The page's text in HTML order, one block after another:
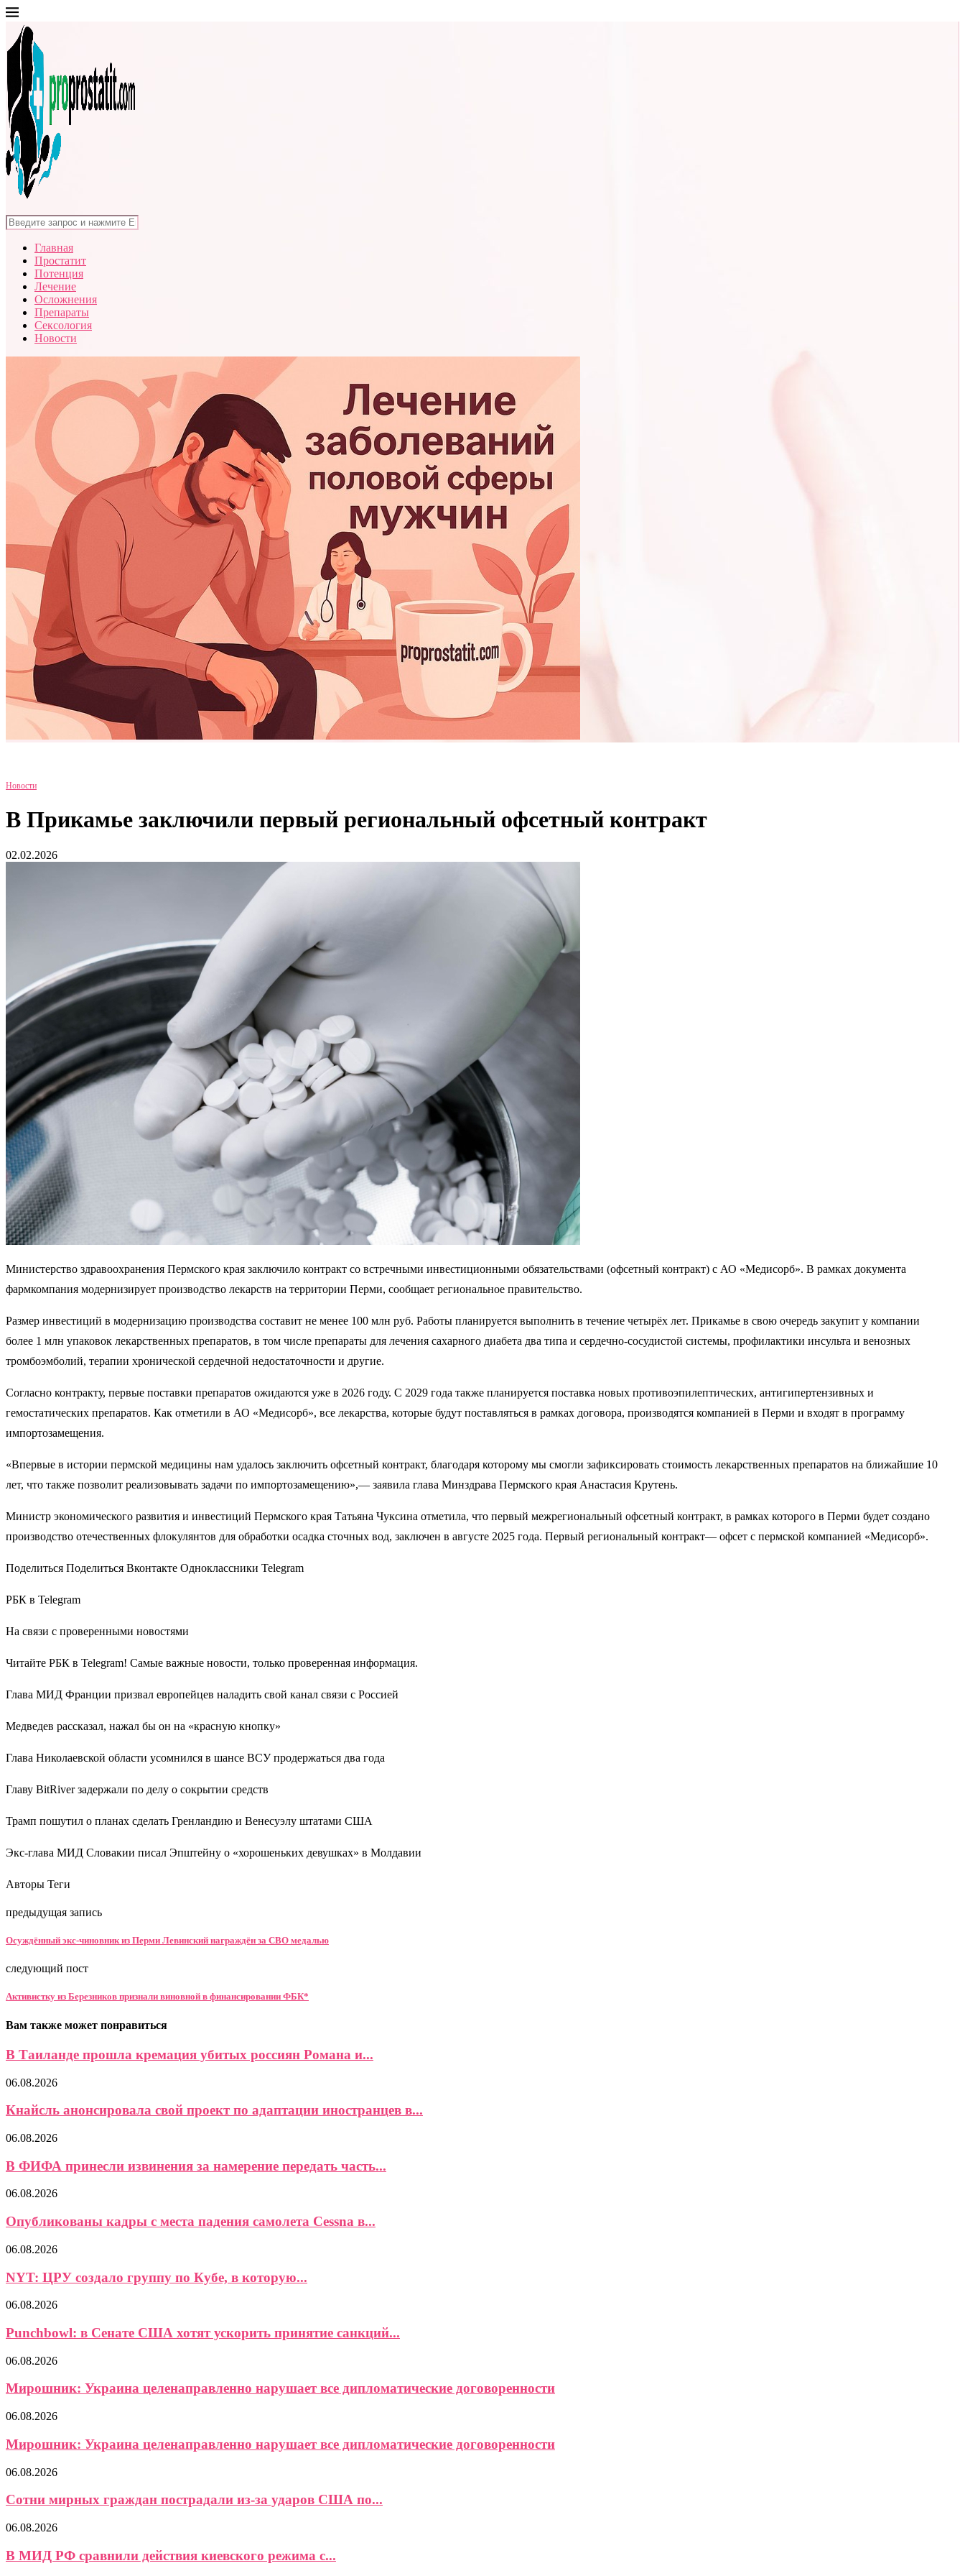
Главная
Простатит
Потенция
Лечение
Осложнения
Препараты
Сексология
Новости
Новости
В Прикамье заключили первый региональный офсетный контракт
02.02.2026
Министерство здравоохранения Пермского края заключило контракт со встречными инвестиционными обязательствами (офсетный контракт) с АО «Медисорб». В рамках документа
фармкомпания модернизирует производство лекарств на территории Перми, сообщает региональное правительство.
Размер инвестиций в модернизацию производства составит не менее 100 млн руб. Работы планируется выполнить в течение четырёх лет. Прикамье в свою очередь закупит у компании
более 1 млн упаковок лекарственных препаратов, в том числе препараты для лечения сахарного диабета два типа и сердечно-сосудистой системы, профилактики инсульта и венозных
тромбоэмболий, терапии хронической сердечной недостаточности и другие.
Согласно контракту, первые поставки препаратов ожидаются уже в 2026 году. С 2029 года также планируется поставка новых противоэпилептических, антигипертензивных и
гемостатических препаратов. Как отметили в АО «Медисорб», все лекарства, которые будут поставляться в рамках договора, производятся компанией в Перми и входят в программу
импортозамещения.
«Впервые в истории пермской медицины нам удалось заключить офсетный контракт, благодаря которому мы смогли зафиксировать стоимость лекарственных препаратов на ближайшие 10
лет, что также позволит реализовывать задачи по импортозамещению»,— заявила глава Минздрава Пермского края Анастасия Крутень.
Министр экономического развития и инвестиций Пермского края Татьяна Чуксина отметила, что первый межрегиональный офсетный контракт, в рамках которого в Перми будет создано
производство отечественных флокулянтов для обработки осадка сточных вод, заключен в августе 2025 года. Первый региональный контракт— офсет с пермской компанией «Медисорб».
Поделиться Поделиться Вконтакте Одноклассники Telegram
РБК в Telegram
На связи с проверенными новостями
Читайте РБК в Telegram! Самые важные новости, только проверенная информация.
Глава МИД Франции призвал европейцев наладить свой канал связи с Россией
Медведев рассказал, нажал бы он на «красную кнопку»
Глава Николаевской области усомнился в шансе ВСУ продержаться два года
Главу BitRiver задержали по делу о сокрытии средств
Трамп пошутил о планах сделать Гренландию и Венесуэлу штатами США
Экс-глава МИД Словакии писал Эпштейну о «хорошеньких девушках» в Молдавии
Авторы Теги
предыдущая запись
Осуждённый экс-чиновник из Перми Левинский награждён за СВО медалью
следующий пост
Активистку из Березников признали виновной в финансировании ФБК*
Вам также может понравиться
В Таиланде прошла кремация убитых россиян Романа и...
06.08.2026
Кнайсль анонсировала свой проект по адаптации иностранцев в...
06.08.2026
В ФИФА принесли извинения за намерение передать часть...
06.08.2026
Опубликованы кадры с места падения самолета Cessna в...
06.08.2026
NYT: ЦРУ создало группу по Кубе, в которую...
06.08.2026
Punchbowl: в Сенате США хотят ускорить принятие санкций...
06.08.2026
Мирошник: Украина целенаправленно нарушает все дипломатические договоренности
06.08.2026
Мирошник: Украина целенаправленно нарушает все дипломатические договоренности
06.08.2026
Сотни мирных граждан пострадали из-за ударов США по...
06.08.2026
В МИД РФ сравнили действия киевского режима с...